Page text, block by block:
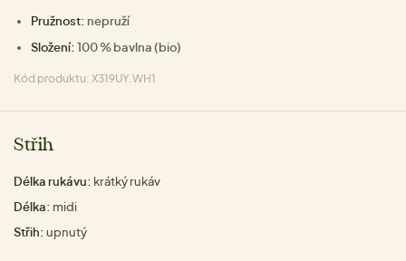
Pružnost: nepruží
Složení: 100 % bavlna (bio)
Kód produktu: X319UY.WH1
Střih
Délka rukávu: krátký rukáv
Délka: midi
Střih: upnutý